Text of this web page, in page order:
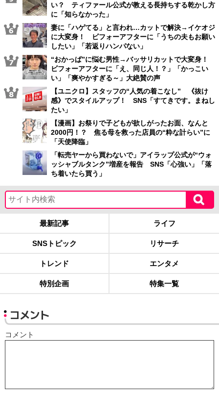
い？ ティファール公式が教える長持ちする乾かし方
に「知らなかった」
妻に「ハゲてる」と言われ…カットで解決→イケオジ
に大変身！ ビフォーアフターに「うちの夫もお願い
したい」「若返りハンパない」
“おかっぱ”に悩む男性→バッサリカットで大変身！
ビフォーアフターに「え、同じ人！？」「かっこい
い」「爽やかすぎる～」大絶賛の声
【ユニクロ】スタッフの“人気の着こなし” 《抜け
感》でスタイルアップ！ SNS「すてきです。まねし
たい」
【漫画】お祭りで子どもが欲しがったお面、なんと
2000円！？ 焦る母を救った店員の“粋な計らい”に
「天使降臨」
「転売ヤーから買わないで」アイラップ公式が“ウォ
ッシャブルタンク”増産を報告 SNS「心強い」「落
ち着いたら買う」
最新記事 ライフ
SNSトピック リサーチ
トレンド エンタメ
特別企画 特集一覧
コメント
コメント